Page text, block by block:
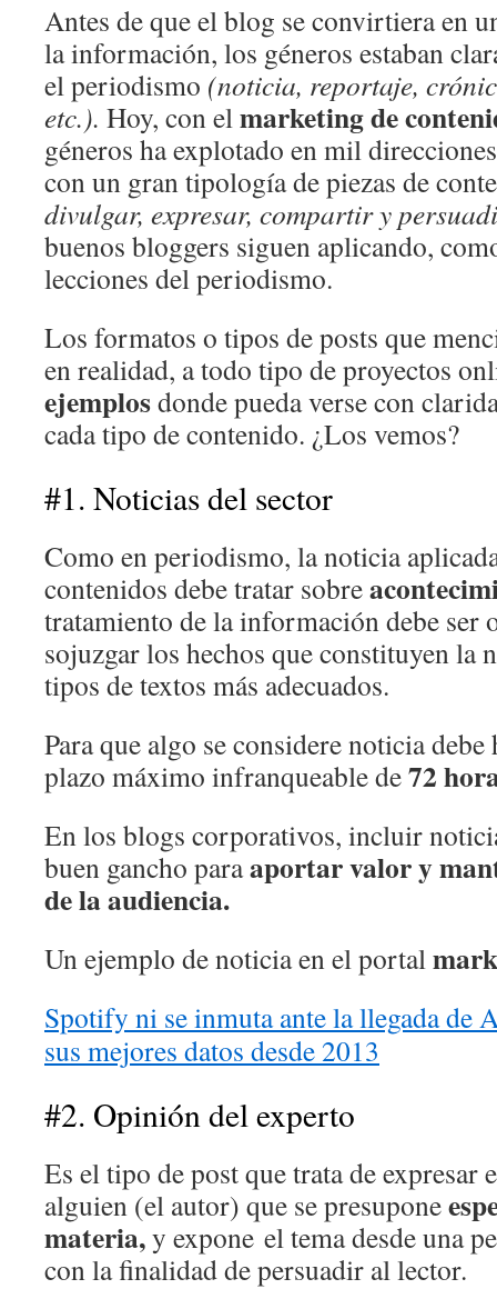
Antes de que el blog se convirtiera en
la información, los géneros estaban
el periodismo (noticia, reportaje,
etc.). Hoy, con elmarketing de
géneros ha explotado en mil
con un gran tipología de piezas de
divulgar, expresar, compartir y
buenos bloggers siguen aplicando,
lecciones del periodismo.
Los formatos o tipos de posts que
en realidad, a todo tipo de proyectos
ejemplosdonde pueda verse con
cada tipo de contenido. ¿Los vemos?
#1. Noticias del sector
Como en periodismo, la noticia
contenidos debe tratar sobre
tratamiento de la información debe ser
sojuzgar los hechos que constituyen la
tipos de textos más adecuados.
Para que algo se considere noticia
plazo máximo infranqueable de72
En los blogs corporativos, incluir
buen gancho paraaportar valor y
de la audiencia.
Un ejemplo de noticia en el portal
Spotify ni se inmuta ante la llegada de
sus mejores datos desde 2013
#2. Opinión del experto
Es el tipo de post que trata de expresar
alguien (el autor) que se presupone
materia,y expone el tema desde una
con la finalidad de persuadir al lector.